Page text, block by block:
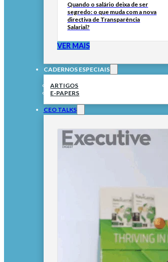
Quando o salário deixa de ser
segredo: o que muda com a nova
directiva de Transparência
Salarial?
VER MAIS
CADERNOS ESPECIAIS
ARTIGOS
E-PAPERS
CEO TALKS